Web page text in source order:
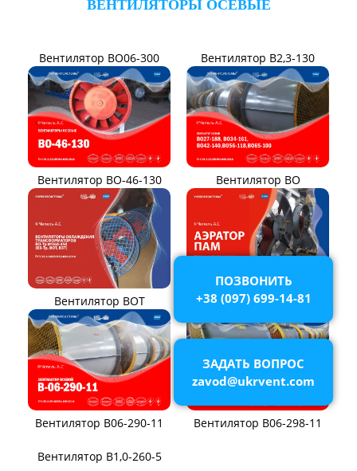
ВЕНТИЛЯТОРЫ ПЫЛЕВЫЕ
Вентилятор ВЦП 5-45 Вентилятор ВЦП 6-46
Вентилятор ВЦП Вентилятор ВРПВ
Вентилятор ВЦП 6-45 Вентилятор ВЦП 7-40
Вентилятор ВПЗ Вентилятор В-ЦП8
Вентилятор В-Ц6-30
Виброизоляторы ДО
ВЕНТИЛЯТОРЫ ОСЕВЫЕ
Вентилятор ВО06-300 Вентилятор В2,3-130
ПОЗВОНИТЬ
+38 (097) 699-14-81
ЗАДАТЬ ВОПРОС
zavod@ukrvent.com